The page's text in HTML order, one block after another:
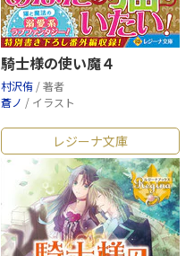
騎士様の使い魔４
村沢侑 / 著者
蒼ノ / イラスト
レジーナ文庫